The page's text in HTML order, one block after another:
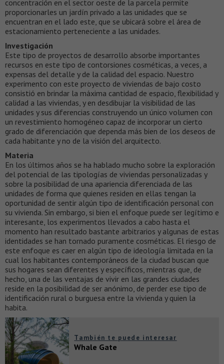
concentración en el sector oeste de la parcela permite
proporcionarles un jardín privado a las unidades que se
encuentran en el lado este, que se ubicará sobre el área de
estacionamiento perteneciente a las unidades.
Investigación
Este tipo de proyectos de desarrollo absorbe importantes
recursos en este tipo de contorsiones cosméticas, a veces, a
expensas del detalle y de la calidad del espacio. Nuestro
experimento con este proyecto de viviendas de bajo costo
consistió en brindar la máxima cantidad de espacio, flexibilidad y
calidad a las viviendas, y en desdibujar la visibilidad de las
unidades y sus diferencias construyendo un único volumen con
un revestimiento homogéneo capaz de incorporar un cierto
grado de diferenciación que dependa más bien de los deseos de
cada habitante y no de la visión del arquitecto.
Materia
En los últimos años se ha hablado mucho sobre la exploración
del potencial de las tipologías de viviendas personalizadas y
sobre la posibilidad de una apariencia diferenciada de las
unidades de forma que quienes residen en ellas tengan la
oportunidad de sentir algún tipo de identificación personal con
su vivienda. Sin embargo, si bien el enfoque puede ser legítimo e
interesante, los experimentos llevados a cabo hasta el
momento han resultado bastante arbitrarios y algunas de estas
identidades se han tornado puramente cosméticas. El riesgo de
este enfoque es caer en algún tipo de ideología limitada en la
cual los habitantes contemporáneos de la ciudad buscan que
sus hogares sean diferentes y específicos, mientras que, de
hecho, una de las ventajas de vivir en las grandes ciudades
reside en la posibilidad de ser anónimo, de perder ese tipo de
identificación rural o burguesa entre la vivienda y quien la
habita.
También te puede interesar
Whale Gate